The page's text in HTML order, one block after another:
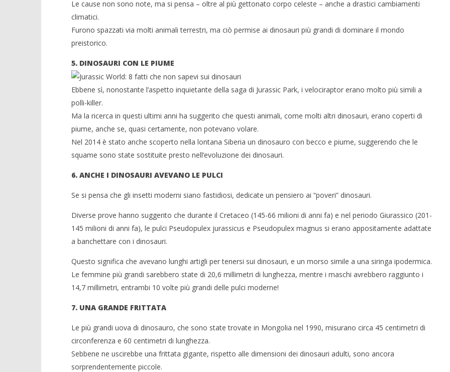
Le cause non sono note, ma si pensa – oltre al più gettonato corpo celeste – anche a drastici cambiamenti
climatici.
Furono spazzati via molti animali terrestri, ma ciò permise ai dinosauri più grandi di dominare il mondo
preistorico.
5. DINOSAURI CON LE PIUME
Ebbene sì, nonostante l’aspetto inquietante della saga di Jurassic Park, i velociraptor erano molto più simili a
polli-killer.
Ma la ricerca in questi ultimi anni ha suggerito che questi animali, come molti altri dinosauri, erano coperti di
piume, anche se, quasi certamente, non potevano volare.
Nel 2014 è stato anche scoperto nella lontana Siberia un dinosauro con becco e piume, suggerendo che le
squame sono state sostituite presto nell’evoluzione dei dinosauri.
6. ANCHE I DINOSAURI AVEVANO LE PULCI
Se si pensa che gli insetti moderni siano fastidiosi, dedicate un pensiero ai “poveri” dinosauri.
Diverse prove hanno suggerito che durante il Cretaceo (145-66 milioni di anni fa) e nel periodo Giurassico (201-
145 milioni di anni fa), le pulci Pseudopulex jurassicus e Pseudopulex magnus si erano appositamente adattate
a banchettare con i dinosauri.
Questo significa che avevano lunghi artigli per tenersi sui dinosauri, e un morso simile a una siringa ipodermica.
Le femmine più grandi sarebbero state di 20,6 millimetri di lunghezza, mentre i maschi avrebbero raggiunto i
14,7 millimetri, entrambi 10 volte più grandi delle pulci moderne!
7. UNA GRANDE FRITTATA
Le più grandi uova di dinosauro, che sono state trovate in Mongolia nel 1990, misurano circa 45 centimetri di
circonferenza e 60 centimetri di lunghezza.
Sebbene ne uscirebbe una frittata gigante, rispetto alle dimensioni dei dinosauri adulti, sono ancora
sorprendentemente piccole.